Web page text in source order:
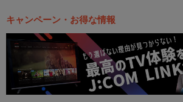
キャンペーン・お得な情報